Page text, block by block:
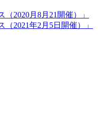
2020月8月21開催）」
2021年2月5日開催）」